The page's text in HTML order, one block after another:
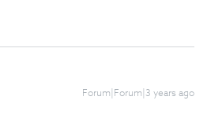
Forum|Forum|3 years ago